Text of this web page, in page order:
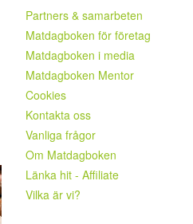
Partners & samarbeten
Matdagboken för företag
Matdagboken i media
Matdagboken Mentor
Cookies
Kontakta oss
Vanliga frågor
Om Matdagboken
Länka hit - Affiliate
Vilka är vi?